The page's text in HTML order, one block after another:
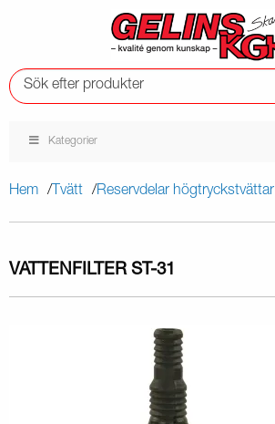
Kategorier
Hem Tvätt Reservdelar högtryckstvättar
VATTENFILTER ST-31